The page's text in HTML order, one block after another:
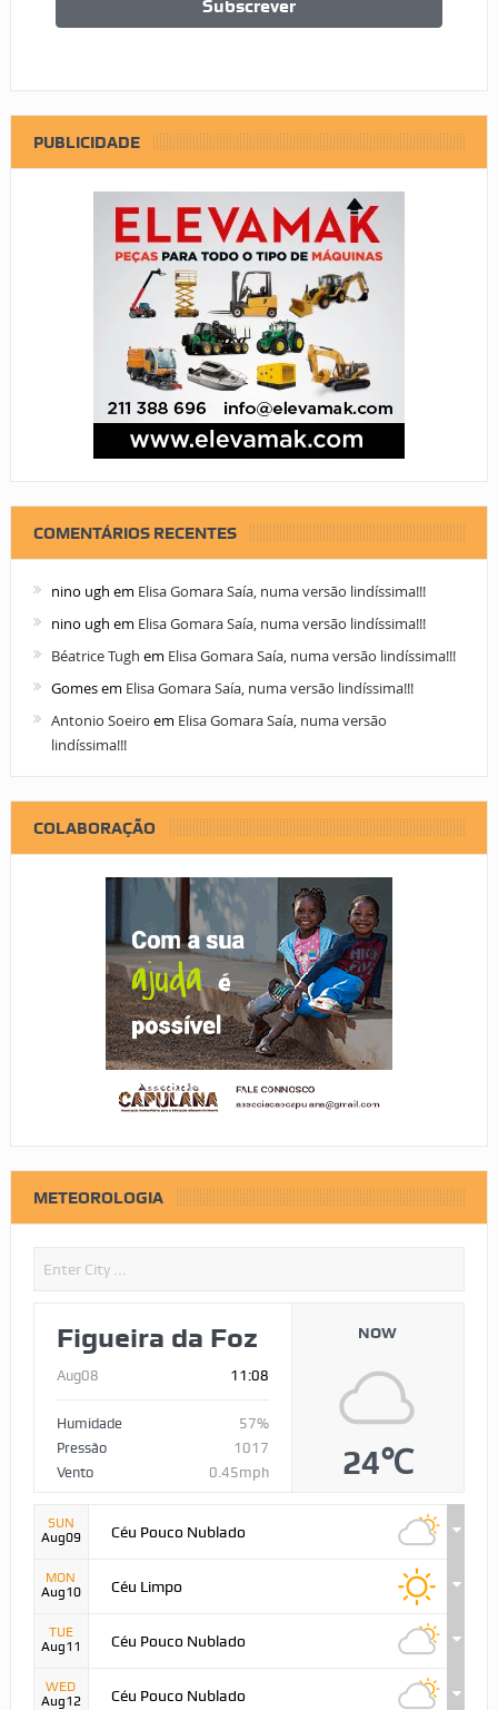
PUBLICIDADE
COMENTÁRIOS RECENTES
nino ugh em Elisa Gomara Saía, numa versão lindíssima!!!
nino ugh em Elisa Gomara Saía, numa versão lindíssima!!!
Béatrice Tugh em Elisa Gomara Saía, numa versão lindíssima!!!
Gomesem Elisa Gomara Saía, numa versão lindíssima!!!
Antonio Soeiro em Elisa Gomara Saía, numa versão
lindíssima!!!
COLABORAÇÃO
METEOROLOGIA
Figueira da Foz
Aug08 11:08
Humidade
57%
Pressão
1017
Vento
0.45mph
NOW
24℃
SUN
Aug09
Céu Pouco Nublado
MON
Aug10
Céu Limpo
TUE
Aug11
Céu Pouco Nublado
WED
Aug12
Céu Pouco Nublado